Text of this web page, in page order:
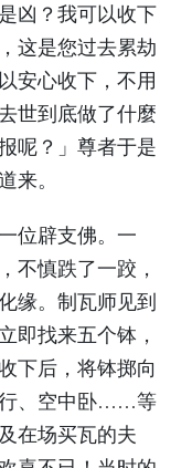
凶？我可以收下
这是您过去累劫
安心收下，不用
世到底做了什麼
呢？」尊者于是
来。
位辟支佛。一
不慎跌了一跤，
缘。制瓦师见到
即找来五个钵，
下后，将钵掷向
行、空中卧……等
在场买瓦的夫